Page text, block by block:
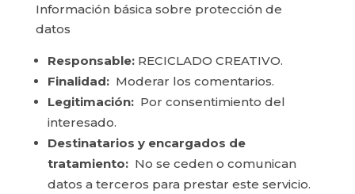
Información básica sobre protección de
datos
Responsable:RECICLADO CREATIVO.
Finalidad:Moderar los comentarios.
Legitimación:Por consentimiento del
interesado.
Destinatarios y encargados de
tratamiento:No se ceden o comunican
datos a terceros para prestar este servicio.